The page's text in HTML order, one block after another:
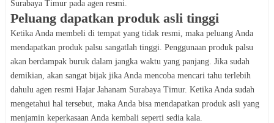
Surabaya Timur pada agen resmi.
Peluang dapatkan produk asli tinggi
Ketika Anda membeli di tempat yang tidak resmi, maka peluang Anda
mendapatkan produk palsu sangatlah tinggi. Penggunaan produk palsu
akan berdampak buruk dalam jangka waktu yang panjang. Jika sudah
demikian, akan sangat bijak jika Anda mencoba mencari tahu terlebih
dahulu agen resmi Hajar Jahanam Surabaya Timur. Ketika Anda sudah
mengetahui hal tersebut, maka Anda bisa mendapatkan produk asli yang
menjamin keperkasaan Anda kembali seperti sedia kala.